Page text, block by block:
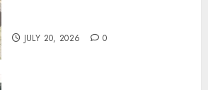
JULY 20, 2026 0